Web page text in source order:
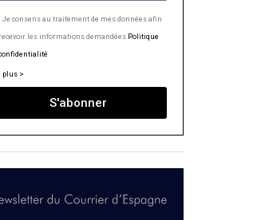
Je consens au traitement de mes données afin
les informations demandées.Politique
plus >
S'abonner